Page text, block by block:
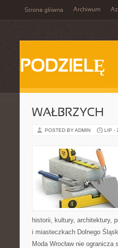
Strona główna Archiwum
PODZIELĘ
WAŁBRZYCH
POSTED BY ADMIN LIP -
historii, kultury, architektury,
i miasteczkach Dolnego
Moda Wrocław nie